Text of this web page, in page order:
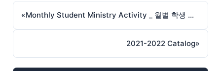
« Monthly Student Ministry Activity _ 월별 학생 목회활동 보고서
2021-2022 Catalog»